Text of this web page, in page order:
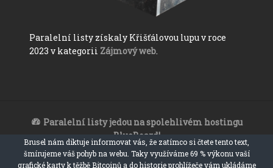
Paralelní listy získaly Křišťálovou lupu v roce
2023 v kategorii Zájmový web.
Paralelní listy jedou na spolehlivém hostingu
BlueBoard!
Paralelní listy 2017 - 2023
ironický, satiristický a sarkastický zpravodajský web
Brusel nám diktuje informovat vás, že zatímco si čtete tento text,
šmírujeme váš pohyb na webu. Taky využíváme 69 % výkonu vaší
grafické karty k těžbě Bitcoinů a do historie prohlížeče vám ukládáme